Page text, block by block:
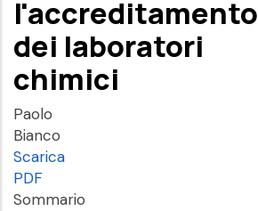
l'accreditamento
dei laboratori
chimici
Paolo
Bianco
Scarica
PDF
Sommario